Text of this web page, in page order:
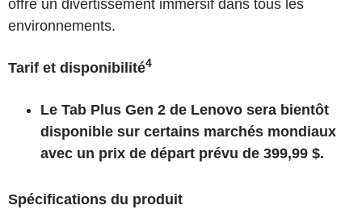
offre un divertissement immersif dans tous les
environnements.
Tarif et disponibilité4
Le Tab Plus Gen 2 de Lenovo sera bientôt
disponible sur certains marchés mondiaux
avec un prix de départ prévu de 399,99 $.
Spécifications du produit